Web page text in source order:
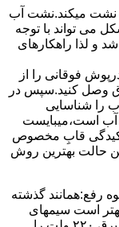
آب ﻧﺸﺖ میکند.نشت آب
می تواند با توجه
و لذا راهکارهای
ﻓﻮﻗﺎﻧﯽ را از
وصل ﮐﻨﯿﺪ.سپس در
را ﺷﻨﺎﺳﺎﯾﯽ
آب اﺳﺖ،میبایست
قابِ ﻣﺨﺼﻮص
حالت بهترین روش
رﻓﻊ:ﻫﻤﺎﻧﻨﺪ ﮔﺬﺷﺘﻪ
است سیمهای